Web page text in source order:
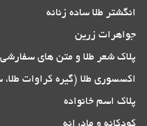
انگشتر طلا ساده زنانه
جواهرات زرین
پلاک شعر طلا و متن های سفارشی
اکسسوری طلا (گیره کراوات
پلاک اسم خانواده